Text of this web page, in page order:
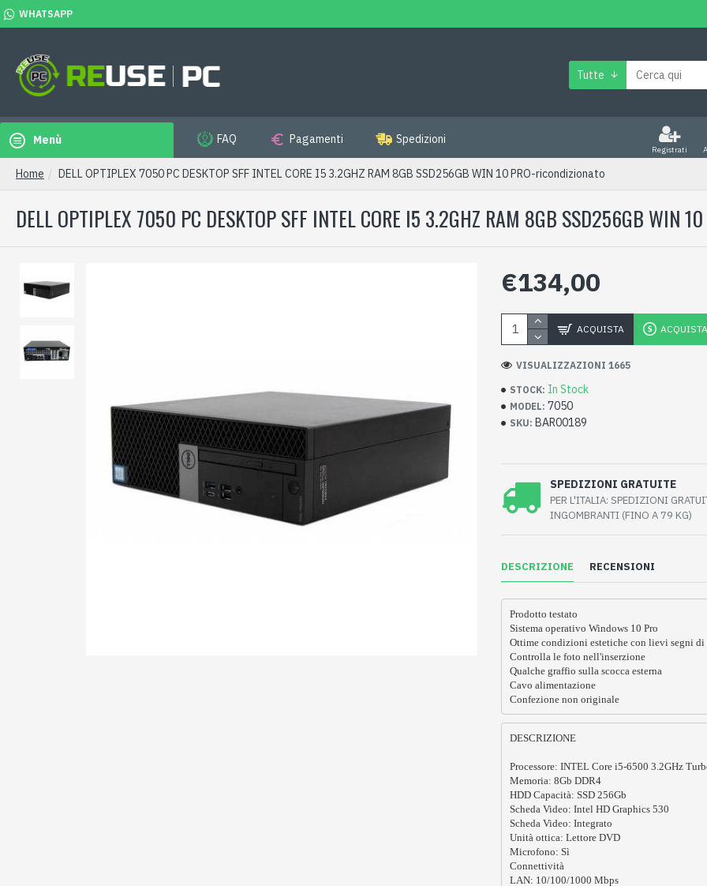
WHATSAPP
Tutte
Menù FAQ Pagamenti Spedizioni
Registrati
Home DELL OPTIPLEX 7050 PC DESKTOP SFF INTEL CORE I5 3.2GHZ RAM 8GB SSD256GB WIN 10 PRO-ricondizionato
DELL OPTIPLEX 7050 PC DESKTOP SFF INTEL CORE I5 3.2GHZ RAM 8GB SSD256GB WIN
DESCRIZIONE RECENSIONI
Prodotto testato
Sistema operativo Windows 10 Pro
Ottime condizioni estetiche con lievi segni di
Controlla le foto nell'inserzione
Qualche graffio sulla scocca esterna
Cavo alimentazione
Confezione non originale
DESCRIZIONE
Processore: INTEL Core i5-6500 3.2GHz
Memoria: 8Gb DDR4
HDD Capacità: SSD 256Gb
Scheda Video: Intel HD Graphics 530
Scheda Video: Integrato
Unità ottica: Lettore DVD
Microfono: Sì
Connettività
LAN: 10/100/1000 Mbps
SPEDIZIONI GRATUITE
PER L'ITALIA: SPEDIZIONI
INGOMBRANTI (FINO A 79 KG)
STOCK: In Stock
MODEL: 7050
SKU: BAR00189
VISUALIZZAZIONI 1665
€134,00
ACQUISTA